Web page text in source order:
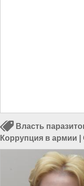
Власть
Коррупция в армии
России|Суды в